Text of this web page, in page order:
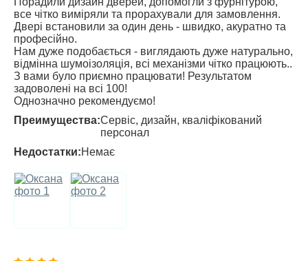
все чітко виміряли та прорахували для замовлення.
Двері встановили за один день - швидко, акуратно та
професійно.
Нам дуже подобається - виглядають дуже натурально,
відмінна шумоізоляція, всі механізми чітко працюють..
З вами було приємно працювати! Результатом
задоволені на всі 100!
Однозначно рекомендуємо!
Преимущества:Сервіс, дизайн, кваліфікований
персонал
Недостатки:Немає